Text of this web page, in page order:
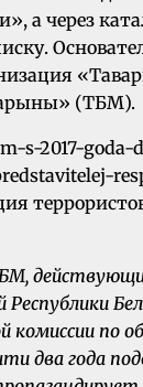
а через
(ТБМ).
комиссии по
два года